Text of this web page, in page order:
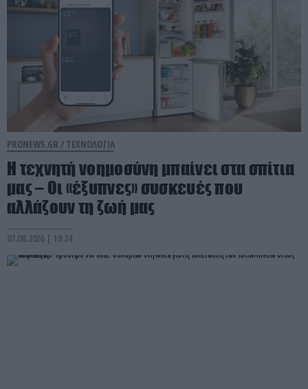
PRONEWS.GR / ΤΕΧΝΟΛΟΓΙΑ
Η τεχνητή νοημοσύνη μπαίνει στα σπίτια
μας – Οι «έξυπνες» συσκευές που
αλλάζουν τη ζωή μας
07.08.2026 | 19:24